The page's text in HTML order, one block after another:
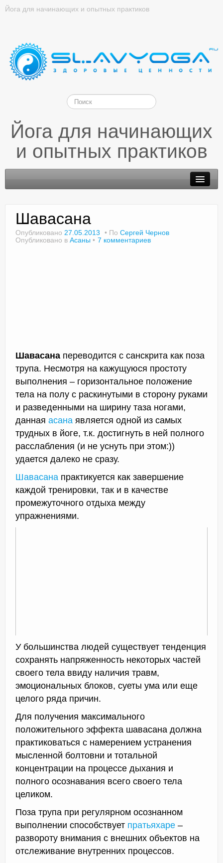
Йога для начинающих и опытных практиков
Йога для начинающих
и опытных практиков
Шавасана
Опубликовано 27.05.2013 По Сергей Чернов
Опубликовано в Асаны 7 комментариев
Шавасана переводится с санскрита как поза
трупа. Несмотря на кажущуюся простоту
выполнения – горизонтальное положение
тела на полу с раскинутыми в сторону руками
и разведенными на ширину таза ногами,
данная асана является одной из самых
трудных в йоге, т.к. достигнуть в ней полного
расслабления (и не уснуть при этом:))
удается далеко не сразу.
Шавасана практикуется как завершение
каждой тренировки, так и в качестве
промежуточного отдыха между
упражнениями.
У большинства людей существует тенденция
сохранять напряженность некоторых частей
своего тела ввиду наличия травм,
эмоциональных блоков, суеты ума или еще
целого ряда причин.
Для получения максимального
положительного эффекта шавасана должна
практиковаться с намерением устранения
мысленной болтовни и тотальной
концентрации на процессе дыхания и
полного осознавания всего своего тела
целиком.
Поза трупа при регулярном осознанном
выполнении способствует пратьяхаре –
развороту внимания с внешних объектов на
отслеживание внутренних процессов.